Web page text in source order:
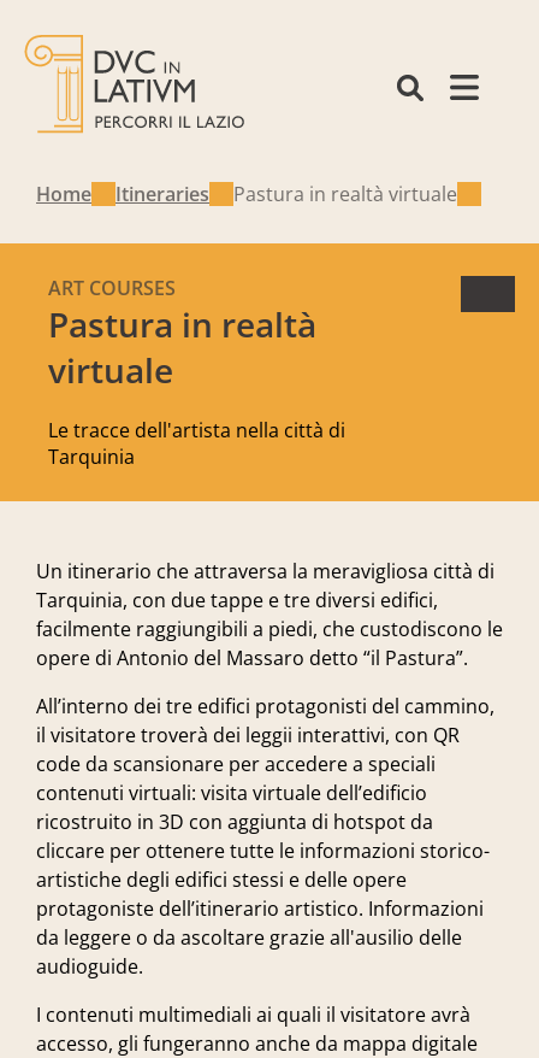
Home Itineraries Pastura in realtà virtuale
Pastura in realtà
virtuale
ART COURSES
Le tracce dell'artista nella città di
Tarquinia
Un itinerario che attraversa la meravigliosa città di
Tarquinia, con due tappe e tre diversi edifici,
facilmente raggiungibili a piedi, che custodiscono le
opere di Antonio del Massaro detto “il Pastura”.
All’interno dei tre edifici protagonisti del cammino,
il visitatore troverà dei leggii interattivi, con QR
code da scansionare per accedere a speciali
contenuti virtuali: visita virtuale dell’edificio
ricostruito in 3D con aggiunta di hotspot da
cliccare per ottenere tutte le informazioni storico-
artistiche degli edifici stessi e delle opere
protagoniste dell’itinerario artistico. Informazioni
da leggere o da ascoltare grazie all'ausilio delle
audioguide.
I contenuti multimediali ai quali il visitatore avrà
accesso, gli fungeranno anche da mappa digitale